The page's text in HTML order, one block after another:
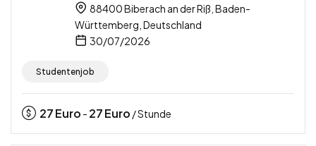
88400 Biberach an der Riß, Baden-
Württemberg, Deutschland
30/07/2026
Studentenjob
27Euro - 27Euro / Stunde